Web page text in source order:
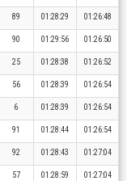
89 01:28:29 01:26:48
90 01:29:56 01:26:50
25 01:28:38 01:26:52
56 01:28:39 01:26:54
6 01:28:39 01:26:54
91 01:28:44 01:26:54
92 01:28:43 01:27:04
57 01:28:59 01:27:04